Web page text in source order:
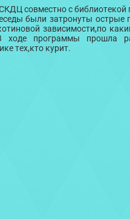
совместно с библиотекой
были затронуты
зависимости,по
ходе программы прошла
тех,кто курит.